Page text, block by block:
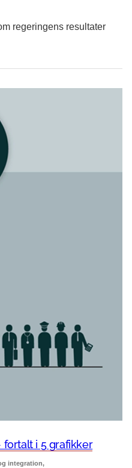
regeringens resultater
fortalt i 5 grafikker
integration